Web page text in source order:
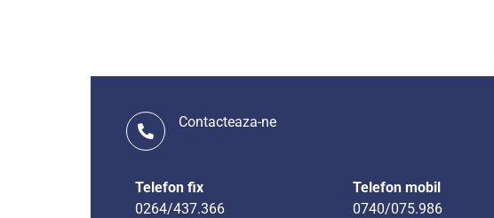
Contacteaza-ne
Telefon fix
0264/437.366
Telefon mobil
0740/075.986